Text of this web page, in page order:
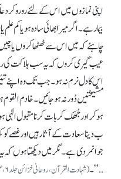
اپنی نمازوں میں اس کے لئے روروکر دعا
بیمارہے۔ اگر میرا بھائی سادہ ہو یا کم
چاہئے کہ میں اس سے ٹھٹھاکروں یا
عیب گیری کروں کہ یہ سب ہلاکت کی
اس کا دل نرم نہ ہو۔ جب تک وہ اپنے
مشیختیں دُور نہ ہوجائیں ۔ خادم
ہو کر اور جُھک کر بات کرنا مقبول
ب دینا سعادت کے آثار ہیں اور غصے کو
جوانمردی ہے۔ مگر میں دیکھتاہوں
…‘‘۔(شہادت القرآن، روحانی خزائن جلد۶، صفحہ۳۹۵۔۳۹۶)